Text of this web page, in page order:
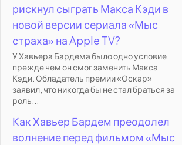
рискнул сыграть Макса Кэди в
новой версии сериала «Мыс
страха» на Apple TV?
У Хавьера Бардема было одно условие,
прежде чем он смог заменить Макса
Кэди. Обладатель премии «Оскар»
заявил, что никогда бы не стал браться за
роль...
Как Хавьер Бардем преодолел
волнение перед фильмом «Мыс